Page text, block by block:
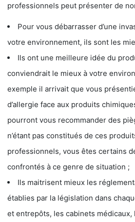
professionnels peut présenter de
Pour vous débarrasser d’une
votre environnement, ils sont les
Ils ont une meilleure idée du
conviendrait le mieux à votre
exemple il arrivait que vous
d’allergie face aux produits
pourront vous recommander des
n’étant pas constitués de ces
professionnels, vous êtes certains
confrontés à ce genre de situation ;
Ils maitrisent mieux les
établies par la législation dans
et entrepôts, les cabinets médicaux,